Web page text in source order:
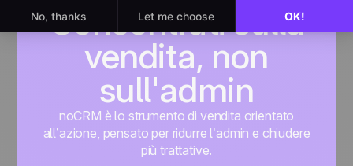
Concentrati sulla
vendita, non
sull'admin
noCRM è lo strumento di vendita orientato
all’azione, pensato per ridurre l’admin e chiudere
più trattative.